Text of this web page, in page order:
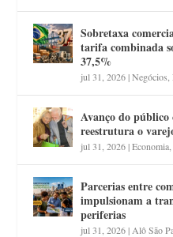
Sobretaxa
tarifa combinada
37,5%
jul 31, 2026|Negócios ,
Avanço do público
reestrutura o
jul 31, 2026|Economia
Parcerias entre
impulsionam a
periferias
jul 31, 2026| Alô São